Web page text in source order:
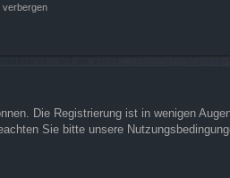
verbergen
Die Registrierung ist in wenigen
Sie bitte unsere